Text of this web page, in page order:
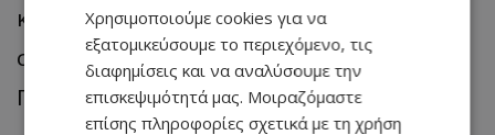
και η έμπρακτη στήριξη της Γερμανίας
στις προετοιμασίες της Κύπρου για την
Προεδρία.
Χρησιμοποιούμε cookies για να
εξατομικεύσουμε το περιεχόμενο, τις
διαφημίσεις και να αναλύσουμε την
επισκεψιμότητά μας. Μοιραζόμαστε
επίσης πληροφορίες σχετικά με τη χρήση